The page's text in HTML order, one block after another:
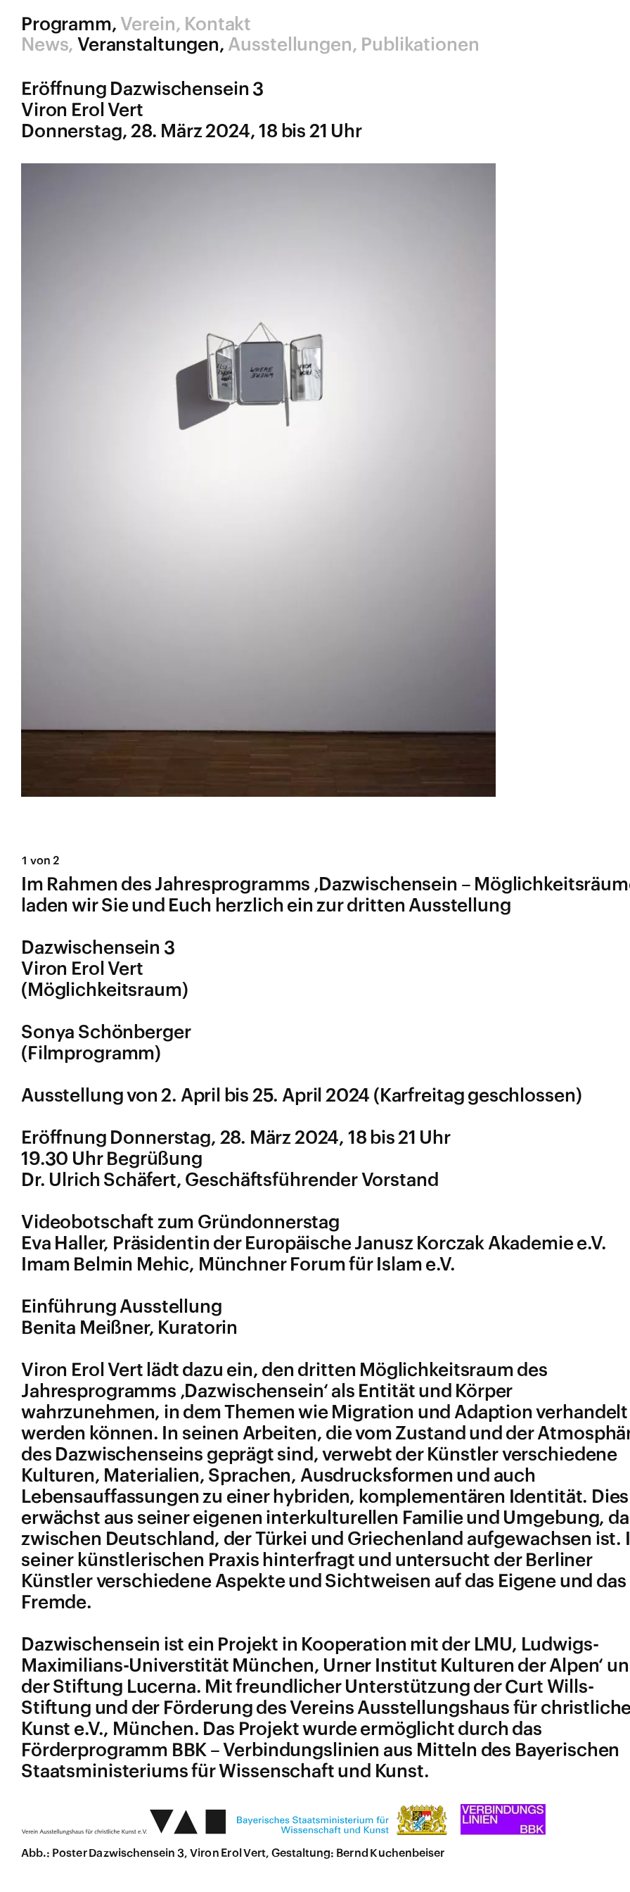
Programm
News Veranstaltungen Ausstellungen Publikationen
Verein Kontakt
Eröffnung Dazwischensein 3
Viron Erol Vert
Donnerstag, 28. März 2024, 18 bis 21 Uhr
1 von 2
Im Rahmen des Jahresprogramms ‚Dazwischensein –
laden wir Sie und Euch herzlich ein zur dritten Ausstellung
Dazwischensein 3
Viron Erol Vert
(Möglichkeitsraum)
Sonya Schönberger
(Filmprogramm)
Ausstellung von 2. April bis 25. April 2024 (Karfreitag geschlossen)
Eröffnung Donnerstag, 28. März 2024, 18 bis 21 Uhr
19.30 Uhr Begrüßung
Dr. Ulrich Schäfert, Geschäftsführender Vorstand
Videobotschaft zum Gründonnerstag
Eva Haller, Präsidentin der Europäische Janusz Korczak Akademie e.V.
Imam Belmin Mehic, Münchner Forum für Islam e.V.
Einführung Ausstellung
Benita Meißner, Kuratorin
Viron Erol Vert lädt dazu ein, den dritten Möglichkeitsraum des
Jahresprogramms ‚Dazwischensein‘ als Entität und Körper
wahrzunehmen, in dem Themen wie Migration und Adaption verhandelt
werden können. In seinen Arbeiten, die vom Zustand und der
des Dazwischenseins geprägt sind, verwebt der Künstler verschiedene
Kulturen, Materialien, Sprachen, Ausdrucksformen und auch
Lebensauffassungen zu einer hybriden, komplementären Identität. Dies
erwächst aus seiner eigenen interkulturellen Familie und Umgebung,
zwischen Deutschland, der Türkei und Griechenland aufgewachsen ist.
seiner künstlerischen Praxis hinterfragt und untersucht der Berliner
Künstler verschiedene Aspekte und Sichtweisen auf das Eigene und das
Fremde.
Dazwischensein ist ein Projekt in Kooperation mit der LMU, Ludwigs-
Maximilians-Universtität München, Urner Institut Kulturen der Alpen‘
der Stiftung Lucerna. Mit freundlicher Unterstützung der Curt Wills-
Stiftung und der Förderung des Vereins Ausstellungshaus für
Kunst e.V., München. Das Projekt wurde ermöglicht durch das
Förderprogramm BBK – Verbindungslinien aus Mitteln des Bayerischen
Staatsministeriums für Wissenschaft und Kunst.
Abb.: Poster Dazwischensein 3, Viron Erol Vert, Gestaltung: Bernd Kuchenbeiser